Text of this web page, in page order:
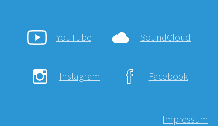
YouTube SoundCloud
Instagram Facebook
Impressum